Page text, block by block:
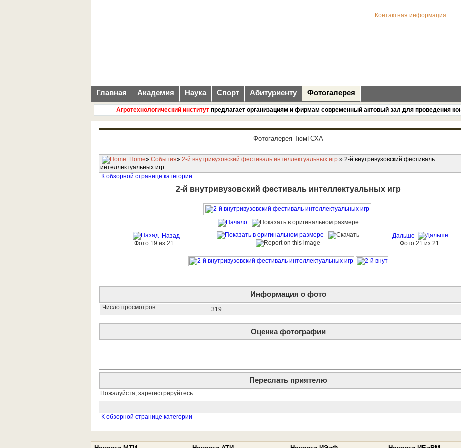
Контактная информация
Главная Академия Наука Спорт Абитуриенту Фотогалерея
Агротехнологический институтпредлагает организациям и фирмам современный актовый зал для проведения
Фотогалерея ТюмГСХА
Home» События» 2-й внутривузовский фестиваль интеллектуальных игр » 2-й внутривузовский фестиваль
интеллектуальных игр
К обзорной странице категории
2-й внутривузовский фестиваль интеллектуальных игр
Назад
Фото 19 из 21
Дальше
Фото 21 из 21
Информация о фото
Число просмотров 319
Оценка фотографии
Переслать приятелю
Пожалуйста, зарегистрируйтесь...
К обзорной странице категории